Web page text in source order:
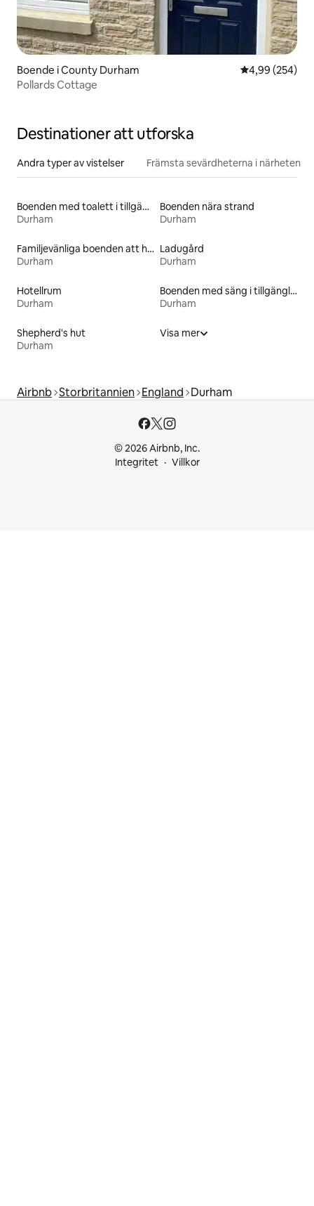
Boende i County Durham 4,99 av 5 i
4,99 (254)
Pollards Cottage
Destinationer att utforska
Andra typer av vistelser Främsta sevärdheterna i närheten
Boenden med toalett i tillgänglighetsanpassad höjd
Durham
Boenden nära strand
Durham
Familjevänliga boenden att hyra
Durham
Ladugård
Durham
Hotellrum
Durham
Boenden med säng i tillgänglighetsanpassad höjd
Durham
Shepherd's hut
Durham
Visa mer
Airbnb Storbritannien England Durham
© 2026 Airbnb, Inc.
Integritet
Villkor